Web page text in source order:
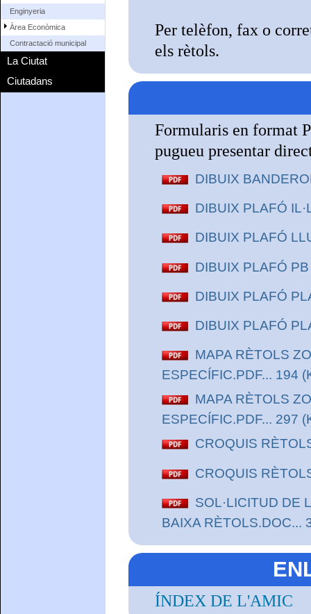
Enginyeria
Àrea Econòmica
Contractació municipal
La Ciutat
Ciutadans
Per telèfon, fax o
els rètols.
Formularis en format
pugueu presentar
DIBUIX
DIBUIX PLAFÓ
DIBUIX PLAFÓ
DIBUIX PLAFÓ
DIBUIX PLAFÓ
DIBUIX PLAFÓ
MAPA RÈTOLS
ESPECÍFIC.PDF... 194
MAPA RÈTOLS
ESPECÍFIC.PDF... 297
CROQUIS
CROQUIS
SOL·LICITUD DE
BAIXA RÈTOLS.DOC...
ÍNDEX DE L'AMIC